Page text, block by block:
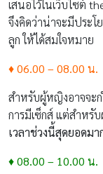
เสนอไว้ในเว็บไซต์
จึงคิดว่าน่าจะมีประ
ลูก ให้ได้สมใจหมาย
♦ 06.00 – 08.00 น.
สำหรับผู้หญิงอาจจะ
การมีเซ็กส์ แต่สำหรั
เวลาช่วงนี้สุดยอดม
♦ 08.00 – 10.00 น.